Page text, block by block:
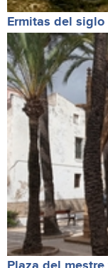
Ermitas del siglo